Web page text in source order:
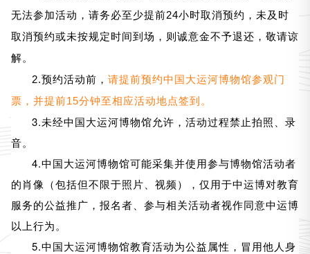
无法参加活动，请务必至少提前24小时取消预约，未及时
取消预约或未按规定时间到场，则诚意金不予退还，敬请谅
解。
2.预约活动前， 请提前预约中国大运河博物馆参观门
票， 并提前15分钟至相应活动地点签到。
3.未经中国大运河博物馆允许，活动过程禁止拍照、录
音。
4.中国大运河博物馆可能采集并使用参与博物馆活动者
的肖像（包括但不限于照片、视频），仅用于中运博对教育
服务的公益推广，报名者、参与相关活动者视作同意中运博
以上行为。
5.中国大运河博物馆教育活动为公益属性，冒用他人身